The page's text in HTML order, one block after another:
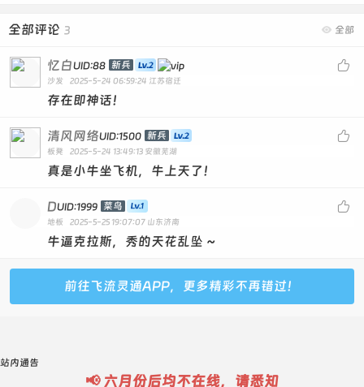
 全部
全部评论 3

忆白UID:88 新兵
沙发 2025-5-24 06:59:24 江苏宿迁
存在即神话！

清风网络UID:1500 新兵
板凳 2025-5-24 13:49:13 安徽芜湖
真是小牛坐飞机，牛上天了！

DUID:1999 菜鸟
地板 2025-5-25 19:07:07 山东济南
牛逼克拉斯，秀的天花乱坠 ~
前往飞流灵通APP，更多精彩不再错过！
站内通告
📢 六月份后均不在线，请悉知